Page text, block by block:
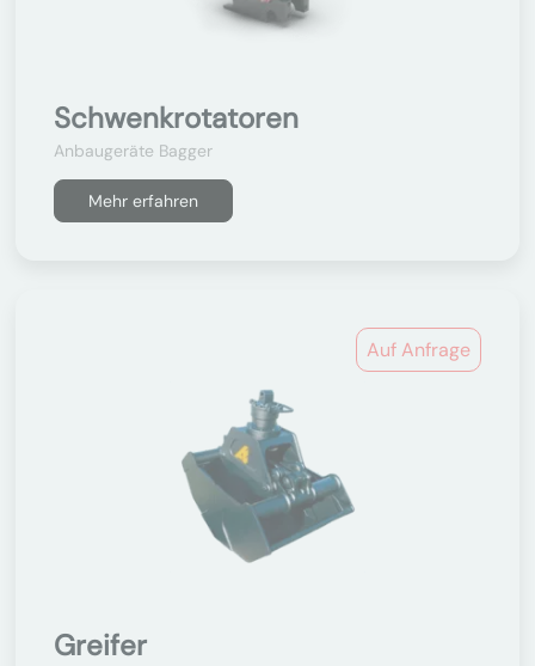
Schwenkrotatoren
Anbaugeräte Bagger
Mehr erfahren
Auf Anfrage
Greifer